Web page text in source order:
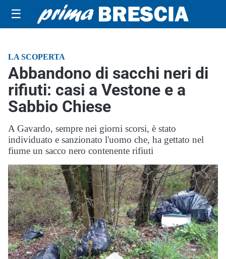
☰
LA SCOPERTA
Abbandono di sacchi neri di
rifiuti: casi a Vestone e a
Sabbio Chiese
A Gavardo, sempre nei giorni scorsi, è stato
individuato e sanzionato l'uomo che, ha gettato nel
fiume un sacco nero contenente rifiuti